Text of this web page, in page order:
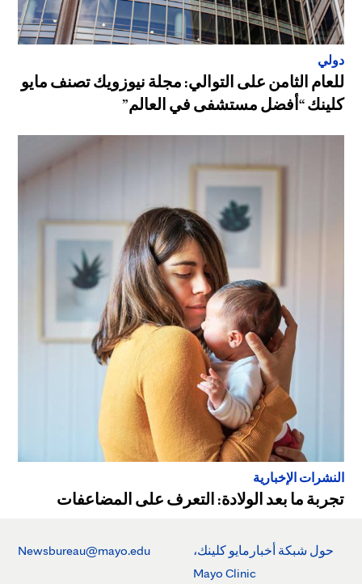
دولي
للعام الثامن على التوالي: مجلة نيوزويك تصنف مايو
كلينك “أفضل مستشفى في العالم”
النشرات الإخبارية
تجربة ما بعد الولادة: التعرف على المضاعفات
حول شبكة أخبارمايو كلينك،
Mayo Clinic
Newsbureau@mayo.edu